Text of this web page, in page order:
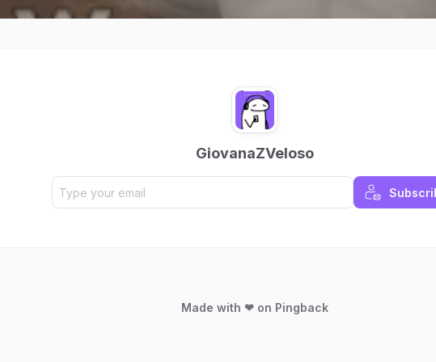
GiovanaZVeloso
Made with ❤ on Pingback